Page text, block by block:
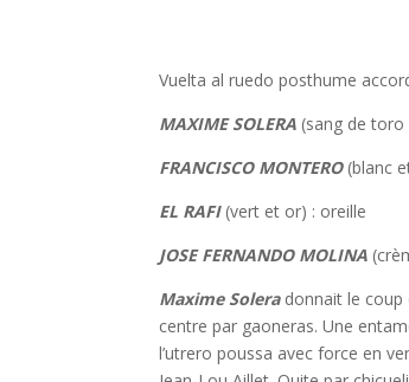
Vuelta al ruedo posthume
MAXIME SOLERA (sang de
FRANCISCO MONTERO(blanc
EL RAFI(vert et or) : oreille
JOSE FERNANDO MOLINA
Maxime Soleradonnait le coup
centre par gaoneras. Une
l’utrero poussa avec force en